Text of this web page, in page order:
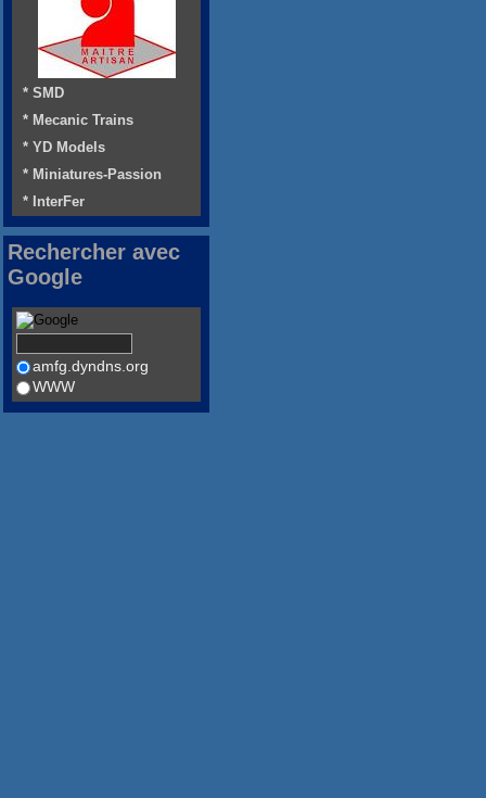
* SMD
* Mecanic Trains
* YD Models
* Miniatures-Passion
* InterFer
Rechercher avec
Google
amfg.dyndns.org
WWW